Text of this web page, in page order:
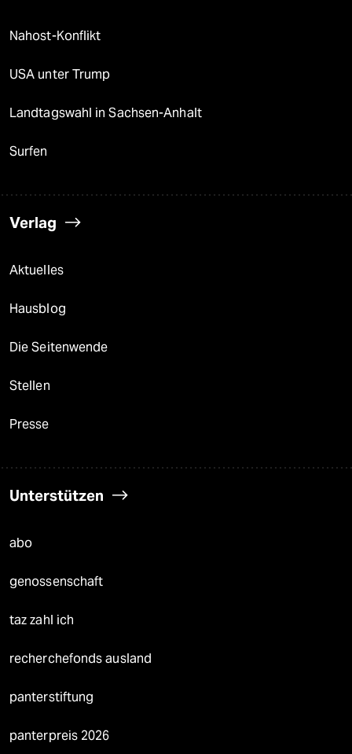
Nahost-Konflikt
USA unter Trump
Landtagswahl in Sachsen-Anhalt
Surfen
Verlag
Aktuelles
Hausblog
Die Seitenwende
Stellen
Presse
Unterstützen
abo
genossenschaft
taz zahl ich
recherchefonds ausland
panterstiftung
panterpreis 2026